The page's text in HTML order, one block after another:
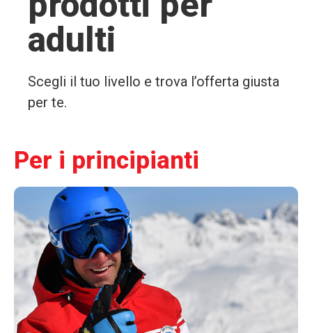
adulti
Scegli il tuo livello e trova l’offerta giusta
per te.
Per i principianti